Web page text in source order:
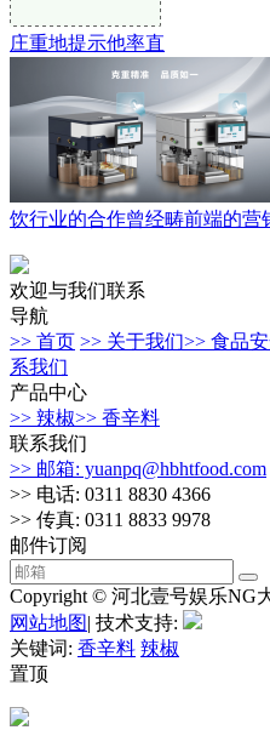
庄重地提示他率直
饮行业的合作曾经畴前端的营
欢迎与我们联系
导航
>> 首页 >> 关于我们>> 食品
系我们
产品中心
>> 辣椒>> 香辛料
联系我们
>> 邮箱: yuanpq@hbhtfood.com
>> 电话: 0311 8830 4366
>> 传真: 0311 8833 9978
邮件订阅
Copyright © 河北壹号娱乐NG
网站地图| 技术支持:
关键词: 香辛料 辣椒
置顶